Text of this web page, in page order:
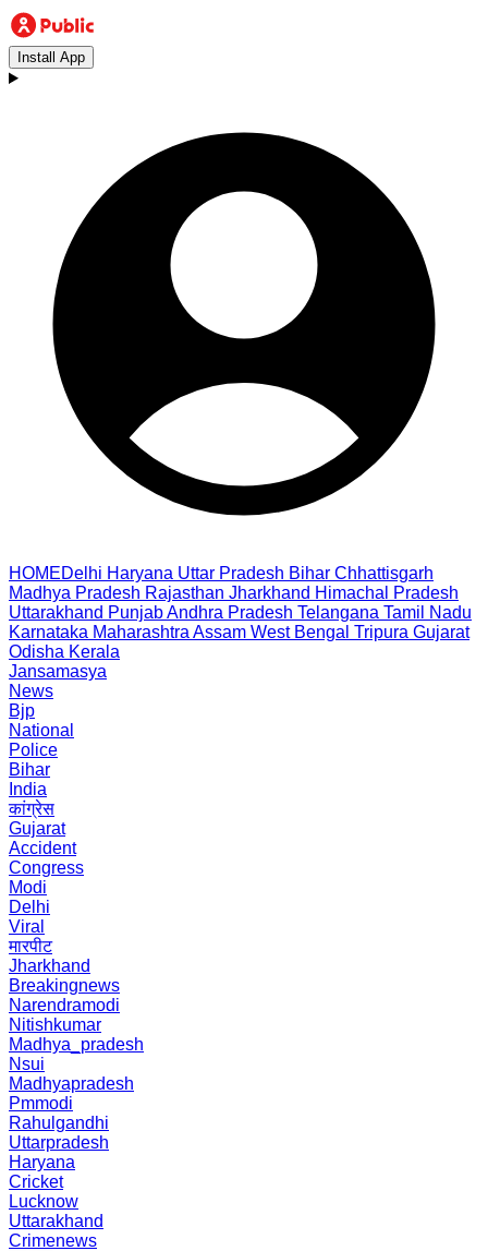
Install App
HOMEDelhi Haryana Uttar Pradesh Bihar Chhattisgarh
Madhya Pradesh Rajasthan Jharkhand Himachal Pradesh
Uttarakhand PunjabAndhra Pradesh Telangana Tamil Nadu
Karnataka Maharashtra Assam West Bengal Tripura Gujarat
Odisha Kerala
Jansamasya
News
Bjp
National
Police
Bihar
India
कांग्रेस
Gujarat
Accident
Congress
Modi
Delhi
Viral
मारपीट
Jharkhand
Breakingnews
Narendramodi
Nitishkumar
Madhya_pradesh
Nsui
Madhyapradesh
Pmmodi
Rahulgandhi
Uttarpradesh
Haryana
Cricket
Lucknow
Uttarakhand
Crimenews